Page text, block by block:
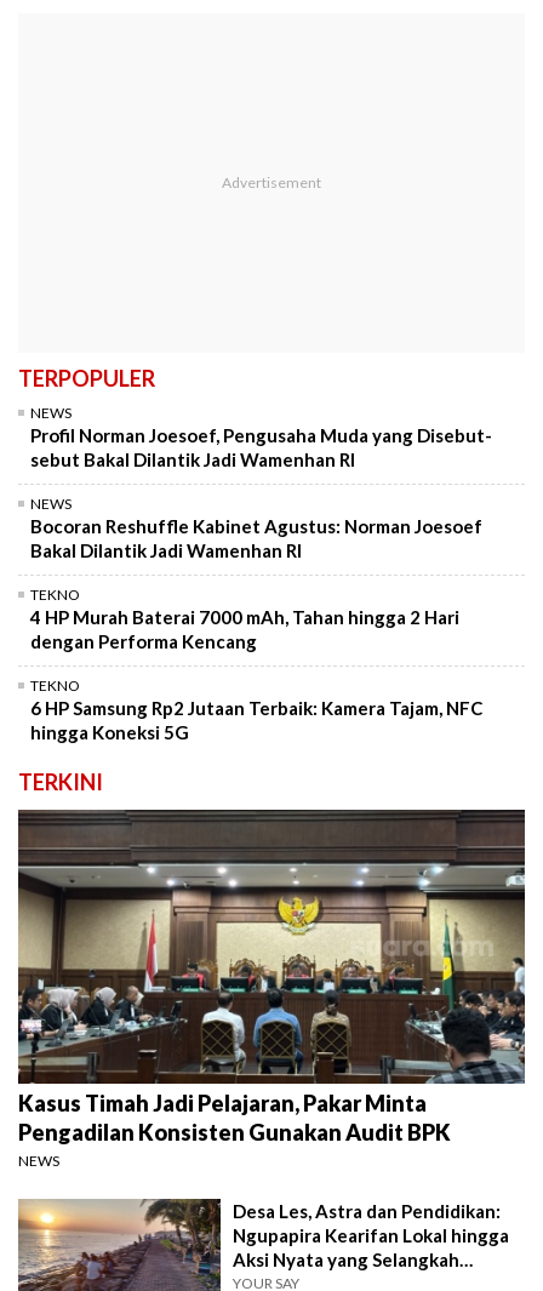
TERPOPULER
NEWS
Profil Norman Joesoef, Pengusaha Muda yang Disebut-
sebut Bakal Dilantik Jadi Wamenhan RI
NEWS
Bocoran Reshuffle Kabinet Agustus: Norman Joesoef
Bakal Dilantik Jadi Wamenhan RI
TEKNO
4 HP Murah Baterai 7000 mAh, Tahan hingga 2 Hari
dengan Performa Kencang
TEKNO
6 HP Samsung Rp2 Jutaan Terbaik: Kamera Tajam, NFC
hingga Koneksi 5G
TERKINI
Kasus Timah Jadi Pelajaran, Pakar Minta
Pengadilan Konsisten Gunakan Audit BPK
NEWS
Desa Les, Astra dan Pendidikan:
Ngupapira Kearifan Lokal hingga
Aksi Nyata yang Selangkah
Mendahului
YOUR SAY